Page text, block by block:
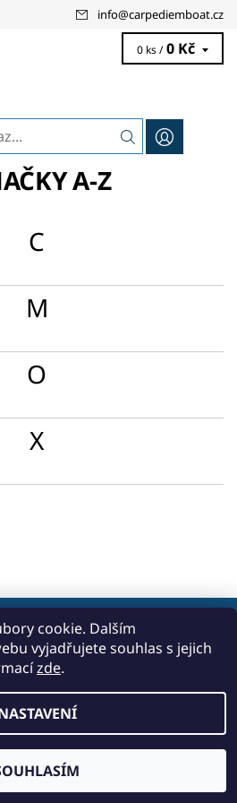
info@carpediemboat.cz
0 ks / 0 Kč
A-Z
C
M
O
X
všechna práva vyhrazena
cookie. Dalším
vyjadřujete souhlas s jejich
zde.